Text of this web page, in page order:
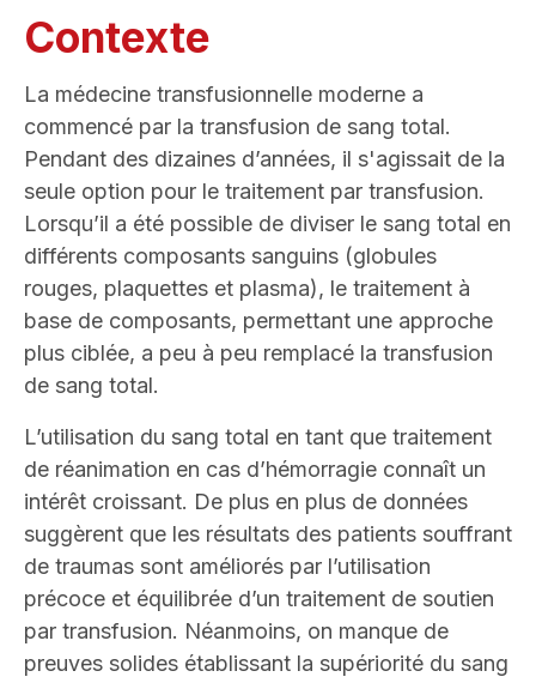
Contexte
La médecine transfusionnelle moderne a
commencé par la transfusion de sang total.
Pendant des dizaines d’années, il s'agissait de la
seule option pour le traitement par transfusion.
Lorsqu’il a été possible de diviser le sang total en
différents composants sanguins (globules
rouges, plaquettes et plasma), le traitement à
base de composants, permettant une approche
plus ciblée, a peu à peu remplacé la transfusion
de sang total.
L’utilisation du sang total en tant que traitement
de réanimation en cas d’hémorragie connaît un
intérêt croissant. De plus en plus de données
suggèrent que les résultats des patients souffrant
de traumas sont améliorés par l’utilisation
précoce et équilibrée d’un traitement de soutien
par transfusion. Néanmoins, on manque de
preuves solides établissant la supériorité du sang